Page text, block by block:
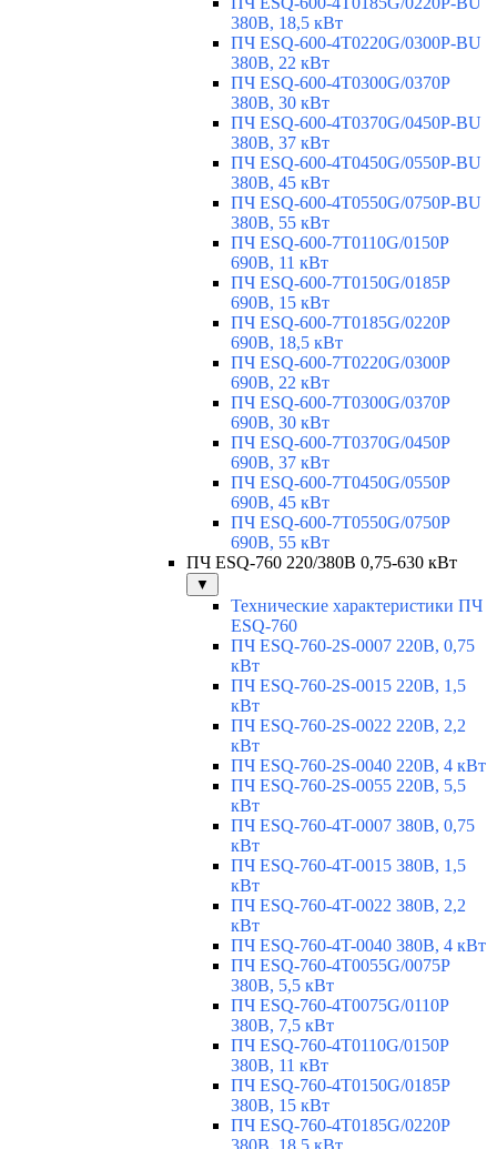
380В, 18,5 кВт
ПЧ ESQ-600-4T0220G/0300P-BU
380В, 22 кВт
ПЧ ESQ-600-4T0300G/0370P
380В, 30 кВт
ПЧ ESQ-600-4T0370G/0450P-BU
380В, 37 кВт
ПЧ ESQ-600-4T0450G/0550P-BU
380В, 45 кВт
ПЧ ESQ-600-4T0550G/0750P-BU
380В, 55 кВт
ПЧ ESQ-600-7T0110G/0150P
690В, 11 кВт
ПЧ ESQ-600-7T0150G/0185P
690В, 15 кВт
ПЧ ESQ-600-7T0185G/0220P
690В, 18,5 кВт
ПЧ ESQ-600-7T0220G/0300P
690В, 22 кВт
ПЧ ESQ-600-7T0300G/0370P
690В, 30 кВт
ПЧ ESQ-600-7T0370G/0450P
690В, 37 кВт
ПЧ ESQ-600-7T0450G/0550P
690В, 45 кВт
ПЧ ESQ-600-7T0550G/0750P
690В, 55 кВт
ПЧ ESQ-760 220/380В 0,75-630 кВт
▼
Технические характеристики ПЧ
ESQ-760
ПЧ ESQ-760-2S-0007 220В, 0,75
кВт
ПЧ ESQ-760-2S-0015 220В, 1,5
кВт
ПЧ ESQ-760-2S-0022 220В, 2,2
кВт
ПЧ ESQ-760-2S-0040 220В, 4 кВт
ПЧ ESQ-760-2S-0055 220В, 5,5
кВт
ПЧ ESQ-760-4T-0007 380В, 0,75
кВт
ПЧ ESQ-760-4T-0015 380В, 1,5
кВт
ПЧ ESQ-760-4T-0022 380В, 2,2
кВт
ПЧ ESQ-760-4T-0040 380В, 4 кВт
ПЧ ESQ-760-4T0055G/0075P
380В, 5,5 кВт
ПЧ ESQ-760-4T0075G/0110P
380В, 7,5 кВт
ПЧ ESQ-760-4T0110G/0150P
380В, 11 кВт
ПЧ ESQ-760-4T0150G/0185P
380В, 15 кВт
ПЧ ESQ-760-4T0185G/0220P